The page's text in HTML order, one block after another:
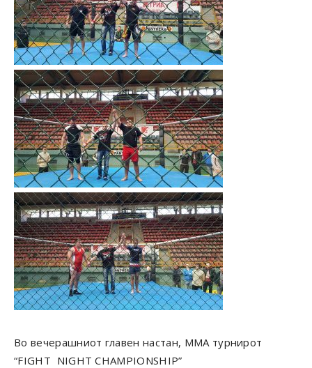
Во вечерашниот главен настан, ММА турнирот
“FIGHT NIGHT CHAMPIONSHIP”